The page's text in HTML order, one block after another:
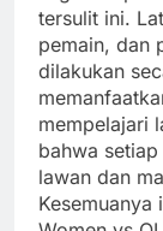
tersulit ini.
pemain, dan
dilakukan
mempelajari
bahwa
lawan dan
Kesemuanya